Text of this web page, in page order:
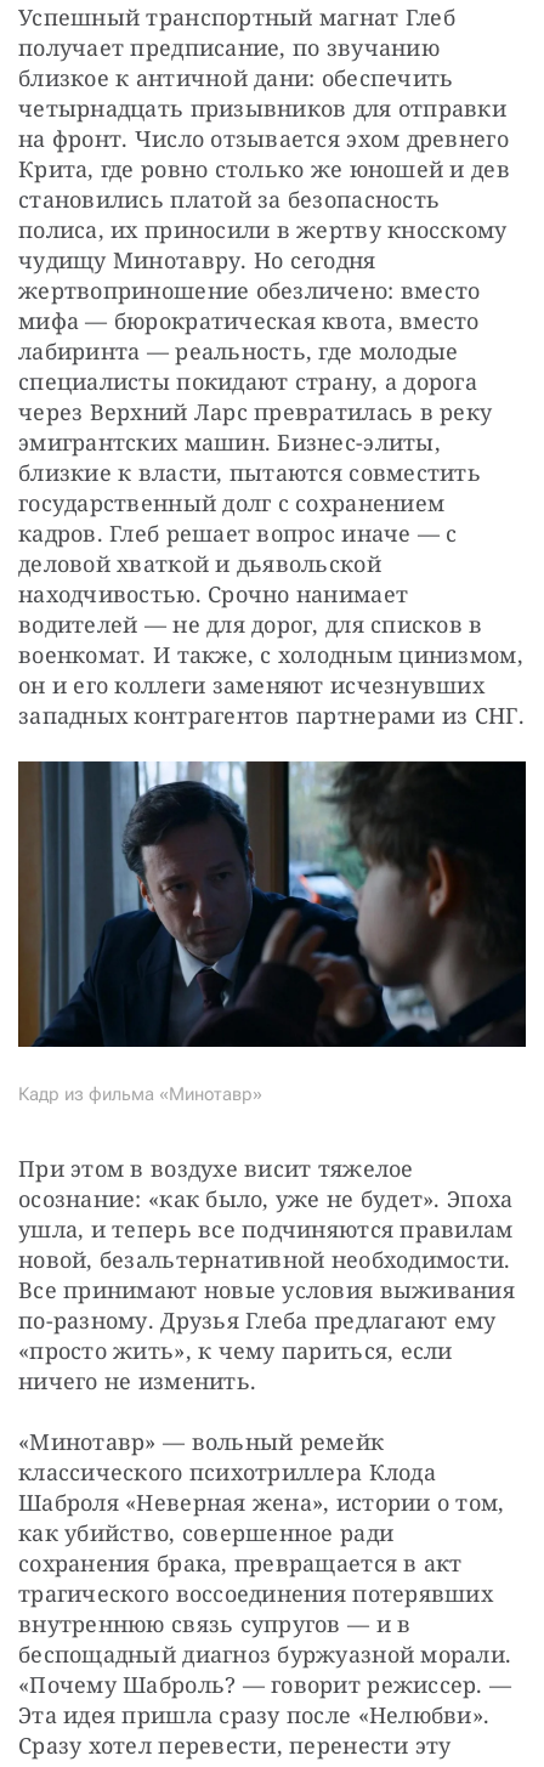
Успешный транспортный магнат Глеб
получает предписание, по звучанию
близкое к античной дани: обеспечить
четырнадцать призывников для отправки
на фронт. Число отзывается эхом древнего
Крита, где ровно столько же юношей и дев
становились платой за безопасность
полиса, их приносили в жертву кносскому
чудищу Минотавру. Но сегодня
жертвоприношение обезличено: вместо
мифа — бюрократическая квота, вместо
лабиринта — реальность, где молодые
специалисты покидают страну, а дорога
через Верхний Ларс превратилась в реку
эмигрантских машин. Бизнес-элиты,
близкие к власти, пытаются совместить
государственный долг с сохранением
кадров. Глеб решает вопрос иначе — с
деловой хваткой и дьявольской
находчивостью. Срочно нанимает
водителей — не для дорог, для списков в
военкомат. И также, с холодным цинизмом,
он и его коллеги заменяют исчезнувших
западных контрагентов партнерами из СНГ.
Кадр из фильма «Минотавр»
При этом в воздухе висит тяжелое
осознание: «как было, уже не будет». Эпоха
ушла, и теперь все подчиняются правилам
новой, безальтернативной необходимости.
Все принимают новые условия выживания
по-разному. Друзья Глеба предлагают ему
«просто жить», к чему париться, если
ничего не изменить.
«Минотавр» — вольный ремейк
классического психотриллера Клода
Шаброля «Неверная жена», истории о том,
как убийство, совершенное ради
сохранения брака, превращается в акт
трагического воссоединения потерявших
внутреннюю связь супругов — и в
беспощадный диагноз буржуазной морали.
«Почему Шаброль? — говорит режиссер. —
Эта идея пришла сразу после «Нелюбви».
Сразу хотел перевести, перенести эту